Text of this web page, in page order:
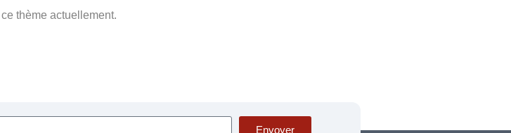
thème actuellement.
Envoyer